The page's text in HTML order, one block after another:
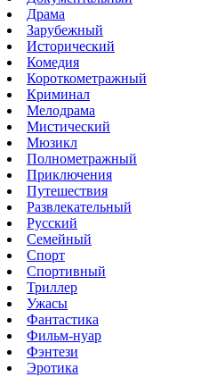
Драма
Зарубежный
Исторический
Комедия
Короткометражный
Криминал
Мелодрама
Мистический
Мюзикл
Полнометражный
Приключения
Путешествия
Развлекательный
Русский
Семейный
Спорт
Спортивный
Триллер
Ужасы
Фантастика
Фильм-нуар
Фэнтези
Эротика